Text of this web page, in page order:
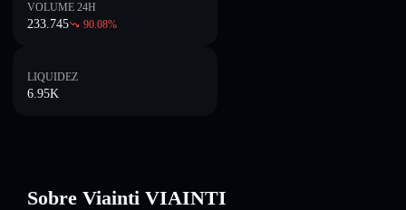
VOLUME 24H
233.745 90.08%
LIQUIDEZ
6.95K
Sobre Viainti VIAINTI